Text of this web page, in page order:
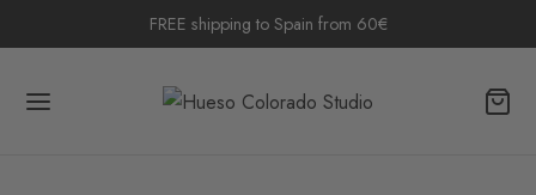
FREE shipping to Spain from 60€